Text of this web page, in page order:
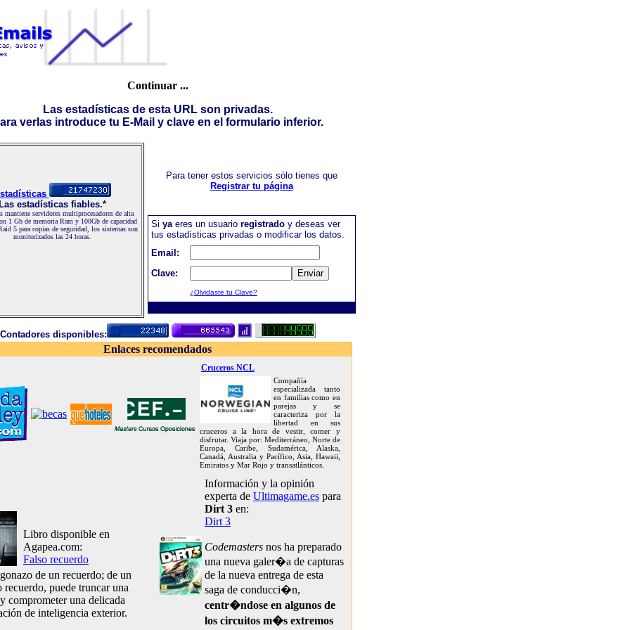
Continuar ...
Las estadísticas de esta URL son privadas.
verlas introduce tu E-Mail y clave en el formulario inferior.
Las estadísticas fiables.*
mantiene servidores multiprocesadores de alta
1 Gb de memoria Ram y 100Gb de capacidad
5 para copias de seguridad, los sistemas son
monitorizados las 24 horas.
Para tener estos servicios sólo tienes que
Registrar tu página
Si yaeres un usuario registrado y deseas ver
tus estadísticas privadas o modificar los datos.
Email:
Clave:
¿Olvidaste tu Clave?
Contadores disponibles:
Enlaces recomendados
Cruceros NCL
Compañía
especializada tanto
en familias como en
parejas y se
caracteriza por la
libertad en sus
cruceros a la hora de vestir, comer y
disfrutar. Viaja por: Mediterráneo, Norte de
Europa, Caribe, Sudamérica, Alaska,
Canadá, Australia y Pacífico, Asia, Hawaii,
Emiratos y Mar Rojo y transatlánticos.
Libro disponible en
Agapea.com:
Falso recuerdo
de un recuerdo; de un
recuerdo, puede truncar una
comprometer una delicada
de inteligencia exterior.
Información y la opinión
experta de Ultimagame.es para
Dirt 3 en:
Dirt 3
Codemasters nos ha preparado
una nueva galer�a de capturas
de la nueva entrega de esta
saga de conducci�n,
centr�ndose en algunos de
los circuitos m�s extremos